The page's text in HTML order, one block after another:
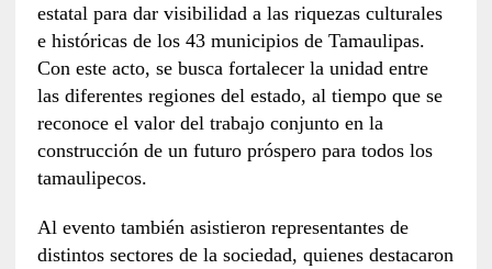
estatal para dar visibilidad a las riquezas culturales
e históricas de los 43 municipios de Tamaulipas.
Con este acto, se busca fortalecer la unidad entre
las diferentes regiones del estado, al tiempo que se
reconoce el valor del trabajo conjunto en la
construcción de un futuro próspero para todos los
tamaulipecos.
Al evento también asistieron representantes de
distintos sectores de la sociedad, quienes destacaron